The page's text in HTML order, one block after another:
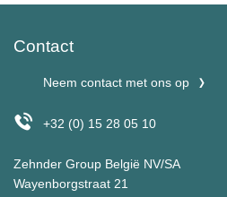
Contact
Neem contact met ons op
+32 (0) 15 28 05 10
Zehnder Group België NV/SA
Wayenborgstraat 21